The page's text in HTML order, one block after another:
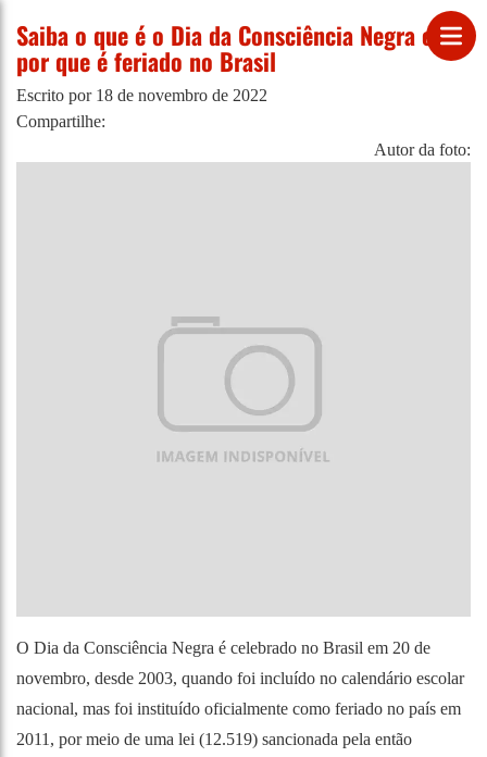
Saiba o que é o Dia da Consciência Negra e
por que é feriado no Brasil
Escrito por 18 de novembro de 2022
Compartilhe:
Autor da foto:
O Dia da Consciência Negra é celebrado no Brasil em 20 de
novembro, desde 2003, quando foi incluído no calendário escolar
nacional, mas foi instituído oficialmente como feriado no país em
2011, por meio de uma lei (12.519) sancionada pela então